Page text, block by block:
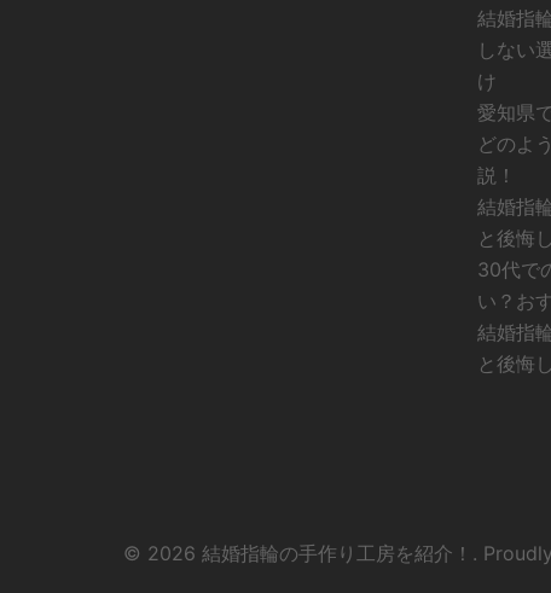
結婚指
しない
け
愛知県
どのよ
説！
結婚指
と後悔
30代で
い？お
結婚指
と後悔
© 2026 結婚指輪の手作り工房を紹介！.